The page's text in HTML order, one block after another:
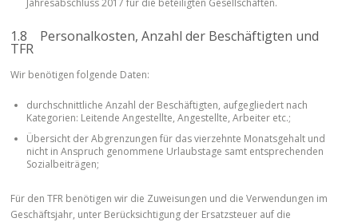
1.8 Personalkosten, Anzahl der Beschäftigten und
TFR
Wir benötigen folgende Daten:
durchschnittliche Anzahl der Beschäftigten, aufgegliedert nach
Kategorien: Leitende Angestellte, Angestellte, Arbeiter etc.;
Übersicht der Abgrenzungen für das vierzehnte Monatsgehalt und
nicht in Anspruch genommene Urlaubstage samt entsprechenden
Sozialbeiträgen;
Für den TFR benötigen wir die Zuweisungen und die Verwendungen im
Geschäftsjahr, unter Berücksichtigung der Ersatzsteuer auf die